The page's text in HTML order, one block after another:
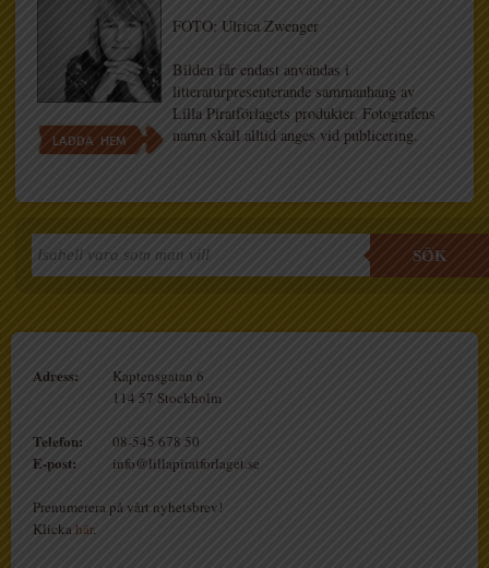
LADDA HEM
FOTO: Ulrica Zwenger
Bilden får endast användas i
litteraturpresenterande sammanhang av
Lilla Piratförlagets produkter. Fotografens
namn skall alltid anges vid publicering.
SÖK
Adress:
Kaptensgatan 6
114 57 Stockholm
Telefon: 08-545 678 50
E-post: info@lillapiratforlaget.se
Prenumerera på vårt nyhetsbrev!
Klicka här.